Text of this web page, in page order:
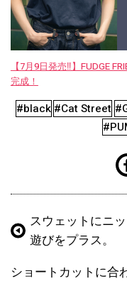
【7月9日発売‼︎】FUDGE
完成！
#black #Cat Street
スウェットにニ
遊びをプラス。
ショートカットに合